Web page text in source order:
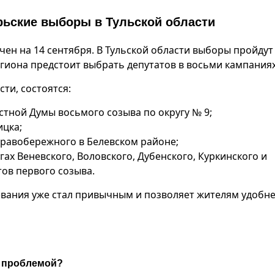
выборы в Тульской области
на 14 сентября. В Тульской области выборы пройдут
предстоит выбрать депутатов в восьми
состоятся:
Думы восьмого созыва по округу № 9;
в Белевском районе;
Веневского, Воловского, Дубенского, Куркинского и
первого созыва.
уже стал привычным и позволяет жителям
проблемой?